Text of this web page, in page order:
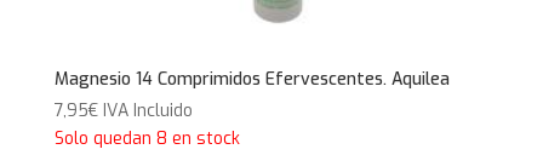
Magnesio 14 Comprimidos Efervescentes. Aquilea
7,95€ IVA Incluido
Solo quedan 8 en stock